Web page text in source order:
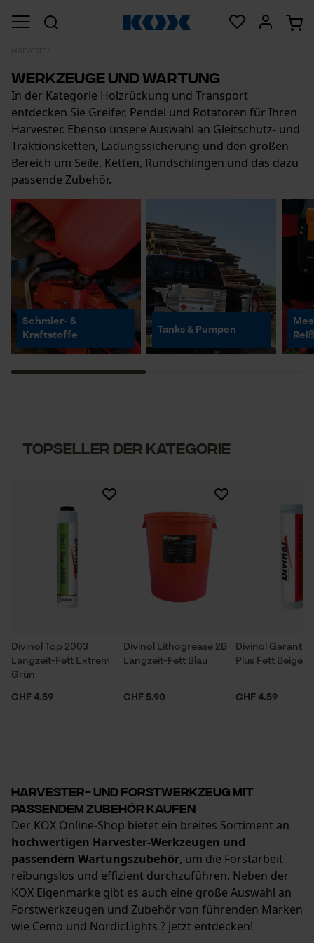
Werkzeuge und Wartung
In der Kategorie Holzrückung und Transport
entdecken Sie Greifer, Pendel und Rotatoren für Ihren
Harvester. Ebenso unsere Auswahl an Gleitschutz- und
Traktionsketten, Ladungssicherung und den großen
Bereich um Seile, Ketten, Rundschlingen und das dazu
passende Zubehör.
Schmier- &
Kraftstoffe
Tanks & Pumpen
Topseller der Kategorie
Divinol Top 2003
Langzeit-Fett Extrem
Grün
CHF 4.59
Divinol Lithogrease 2B
Langzeit-Fett Blau
CHF 5.90
Divinol Garant
Plus Fett Beige
CHF 4.59
Harvester- und Forstwerkzeug mit
passendem Zubehör kaufen
Der KOX Online-Shop bietet ein breites Sortiment an
hochwertigen Harvester-Werkzeugen und
passendem Wartungszubehör, um die Forstarbeit
reibungslos und effizient durchzuführen. Neben der
KOX Eigenmarke gibt es auch eine große Auswahl an
Forstwerkzeugen und Zubehör von führenden Marken
wie Cemo und NordicLights ? jetzt entdecken!